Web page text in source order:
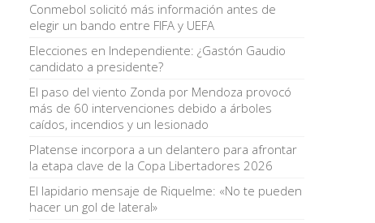
Conmebol solicitó más información antes de
elegir un bando entre FIFA y UEFA
Elecciones en Independiente: ¿Gastón Gaudio
candidato a presidente?
El paso del viento Zonda por Mendoza provocó
más de 60 intervenciones debido a árboles
caídos, incendios y un lesionado
Platense incorpora a un delantero para afrontar
la etapa clave de la Copa Libertadores 2026
El lapidario mensaje de Riquelme: «No te pueden
hacer un gol de lateral»